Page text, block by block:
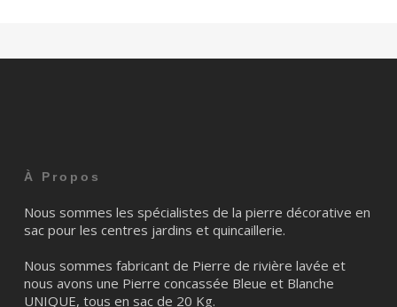
À Propos
Nous sommes les spécialistes de la pierre décorative en
sac pour les centres jardins et quincaillerie.
Nous sommes fabricant de Pierre de rivière lavée et
nous avons une Pierre concassée Bleue et Blanche
UNIQUE, tous en sac de 20 Kg.